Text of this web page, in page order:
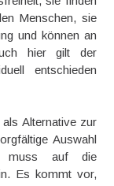
Menschen, sie
und können an
hier gilt der
entschieden
Alternative zur
Auswahl
muss auf die
Es kommt vor,